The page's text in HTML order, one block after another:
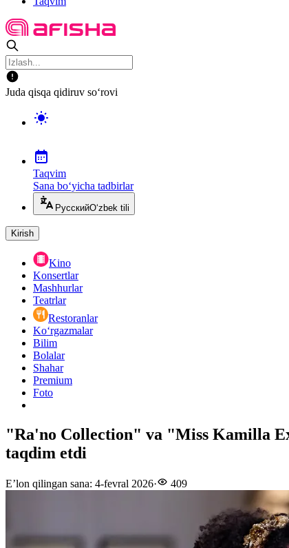
Juda qisqa qidiruv so‘rovi
Taqvim
Sana bo‘yicha tadbirlar
РусскийO‘zbek tili
Kirish
Kino
Konsertlar
Mashhurlar
Teatrlar
Restoranlar
Ko‘rgazmalar
Bilim
Bolalar
Shahar
Premium
Foto
"Ra'no Collection" va "Miss Kamilla
taqdim etdi
E’lon qilingan sana: 4-fevral 2026· 409